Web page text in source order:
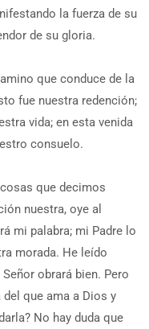
la fuerza de su
de su gloria.
que conduce de la
fue nuestra redención;
vida; en esta venida
consuelo.
que decimos
nuestra, oye al
mi palabra; mi Padre lo
morada. He leído
obrará bien. Pero
que ama a Dios y
No hay duda que